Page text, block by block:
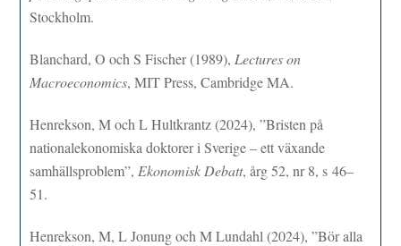
Stockholm.
Blanchard, O och S Fischer (1989), Lectures on
Macroeconomics, MIT Press, Cambridge MA.
Henrekson, M och L Hultkrantz (2024), ”Bristen på
nationalekonomiska doktorer i Sverige – ett växande
samhällsproblem”, Ekonomisk Debatt, årg 52, nr 8, s 46–
51.
Henrekson, M, L Jonung och M Lundahl (2024), ”Bör alla